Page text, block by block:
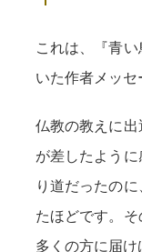
これは、『青
いた作者メッセ
仏教の教えに
が差したよう
り道だったの
たほどです。そ
多くの方に届け